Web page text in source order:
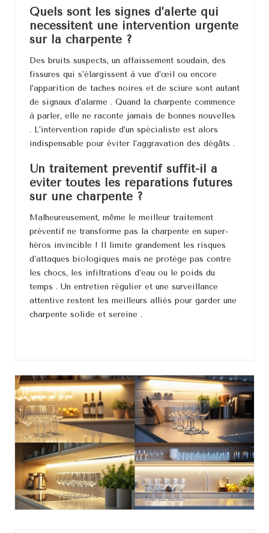
Quels sont les signes d’alerte qui
nécessitent une intervention urgente
sur la charpente ?
Des bruits suspects, un affaissement soudain, des
fissures qui s’élargissent à vue d’œil ou encore
l’apparition de taches noires et de sciure sont autant
de signaux d’alarme . Quand la charpente commence
à parler, elle ne raconte jamais de bonnes nouvelles
. L’intervention rapide d’un spécialiste est alors
indispensable pour éviter l’aggravation des dégâts .
Un traitement préventif suffit-il à
éviter toutes les réparations futures
sur une charpente ?
Malheureusement, même le meilleur traitement
préventif ne transforme pas la charpente en super-
héros invincible ! Il limite grandement les risques
d’attaques biologiques mais ne protège pas contre
les chocs, les infiltrations d’eau ou le poids du
temps . Un entretien régulier et une surveillance
attentive restent les meilleurs alliés pour garder une
charpente solide et sereine .